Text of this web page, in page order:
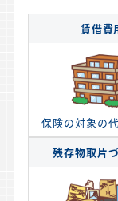
賃借費
保険の対象の
残存物取片